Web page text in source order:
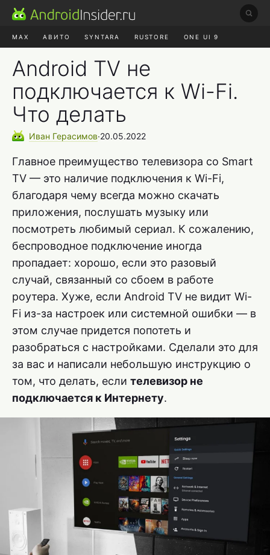
MAX АВИТО SYNTARA RUSTORE ONE UI 9
Android TV не
подключается к Wi-Fi.
Что делать
Иван Герасимов∙20.05.2022
Главное преимущество телевизора со Smart
TV — это наличие подключения к Wi-Fi,
благодаря чему всегда можно скачать
приложения, послушать музыку или
посмотреть любимый сериал. К сожалению,
беспроводное подключение иногда
пропадает: хорошо, если это разовый
случай, связанный со сбоем в работе
роутера. Хуже, если Android TV не видит Wi-
Fi из-за настроек или системной ошибки — в
этом случае придется попотеть и
разобраться с настройками. Сделали это для
за вас и написали небольшую инструкцию о
том, что делать, если телевизор не
подключается к Интернету.